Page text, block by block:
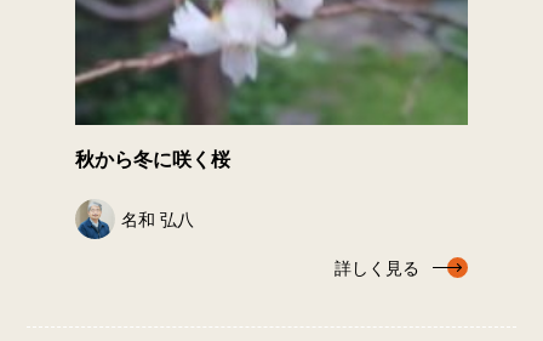
秋から冬に咲く桜
名和 弘八
詳しく見る